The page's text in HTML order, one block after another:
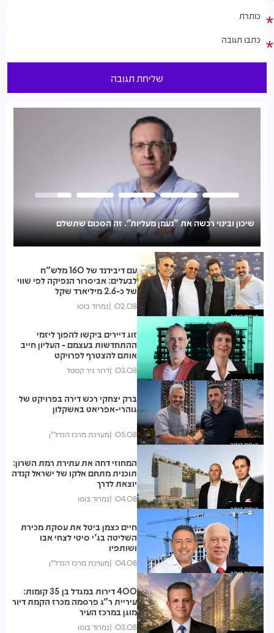
נגד עמדת המועצה: אושר סופית פרויקט הפינוי-בינוי הראשון בתל
מונד בהיקף 570 דירות
שיכון ובינוי רכשה את "נעמן מעליות". זה הסכום שתשלם
נצפות ביותר
עם דיבידנד של 160 מלש"ח
לבעלים: אביסרור הנפיקה לפי שווי
של כ-2.6 מיליארד שקל
02.08 נמרוד בוסו
נצפות ביותר
זוג דיירים ביקשו להפוך ליזמי
ההתחדשות בעצמם - העליון חייב
אותם להצטרף לפרויקט
03.08 דרור ניר קסטל
נצפות ביותר
ברק יצחקי רכש דירה בפרויקט של
גוהרי-אפריאט באשקלון
05.08 מערכת מרכז הנדל"ן
נצפות ביותר
המחוזי דחה את עתירת רמת השרון:
תוכנית מתחם אלקו של ישראל קנדה
יוצאת לדרך
04.08 נמרוד בוסו
נצפות ביותר
חיים כצמן ביטל את עסקת מכירת
השליטה בג'י סיטי לצחי אבו
ושותפיו
04.08 מערכת מרכז הנדל"ן
400 דירות במגדל בן 35 קומות:
עיריית ר"ג פרסמה מכרז הקמת דיור
מוגן במרכז העיר
03.08 נמרוד בוסו